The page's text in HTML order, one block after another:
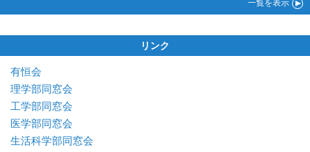
一覧を表示
リンク
有恒会
理学部同窓会
工学部同窓会
医学部同窓会
生活科学部同窓会